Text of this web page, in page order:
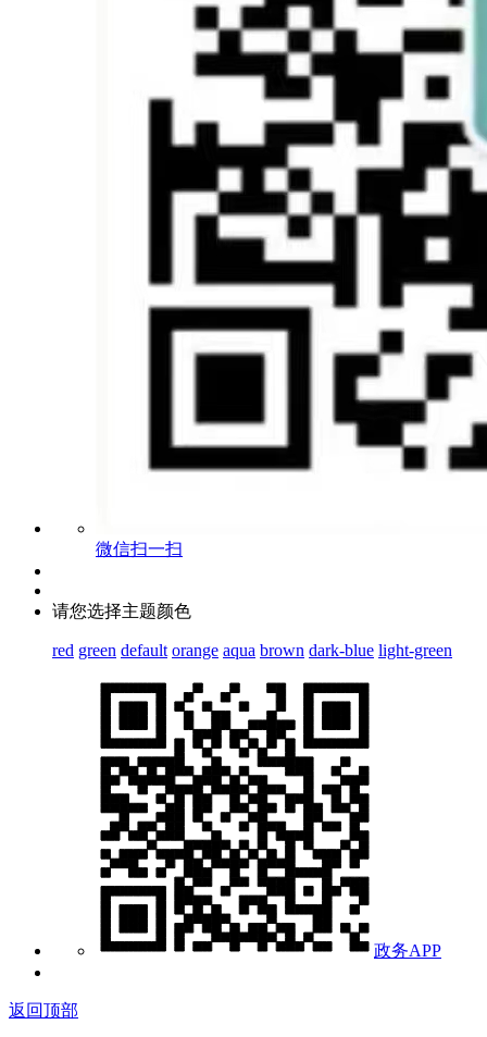
微信扫一扫
请您选择主题颜色
red green default orange aqua brown dark-blue light-green
政务APP
返回顶部